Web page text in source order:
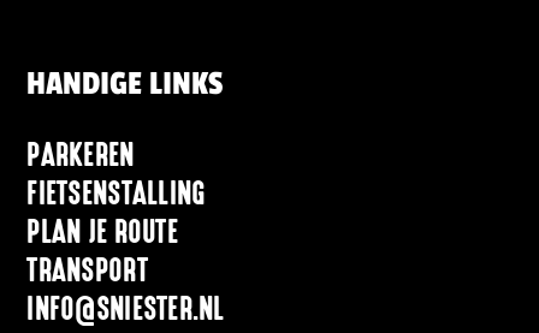
HANDIGE LINKS
PARKEREN
FIETSENSTALLING
PLAN JE ROUTE
TRANSPORT
INFO@SNIESTER.NL